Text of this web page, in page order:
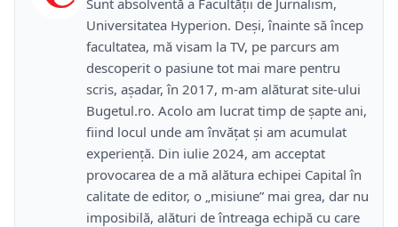
Universitatea Hyperion. Deși, înainte să încep
facultatea, mă visam la TV, pe parcurs am
descoperit o pasiune tot mai mare pentru
scris, așadar, în 2017, m-am alăturat site-ului
Bugetul.ro. Acolo am lucrat timp de șapte ani,
fiind locul unde am învățat și am acumulat
experiență. Din iulie 2024, am acceptat
provocarea de a mă alătura echipei Capital în
calitate de editor, o „misiune” mai grea, dar nu
imposibilă, alături de întreaga echipă cu care